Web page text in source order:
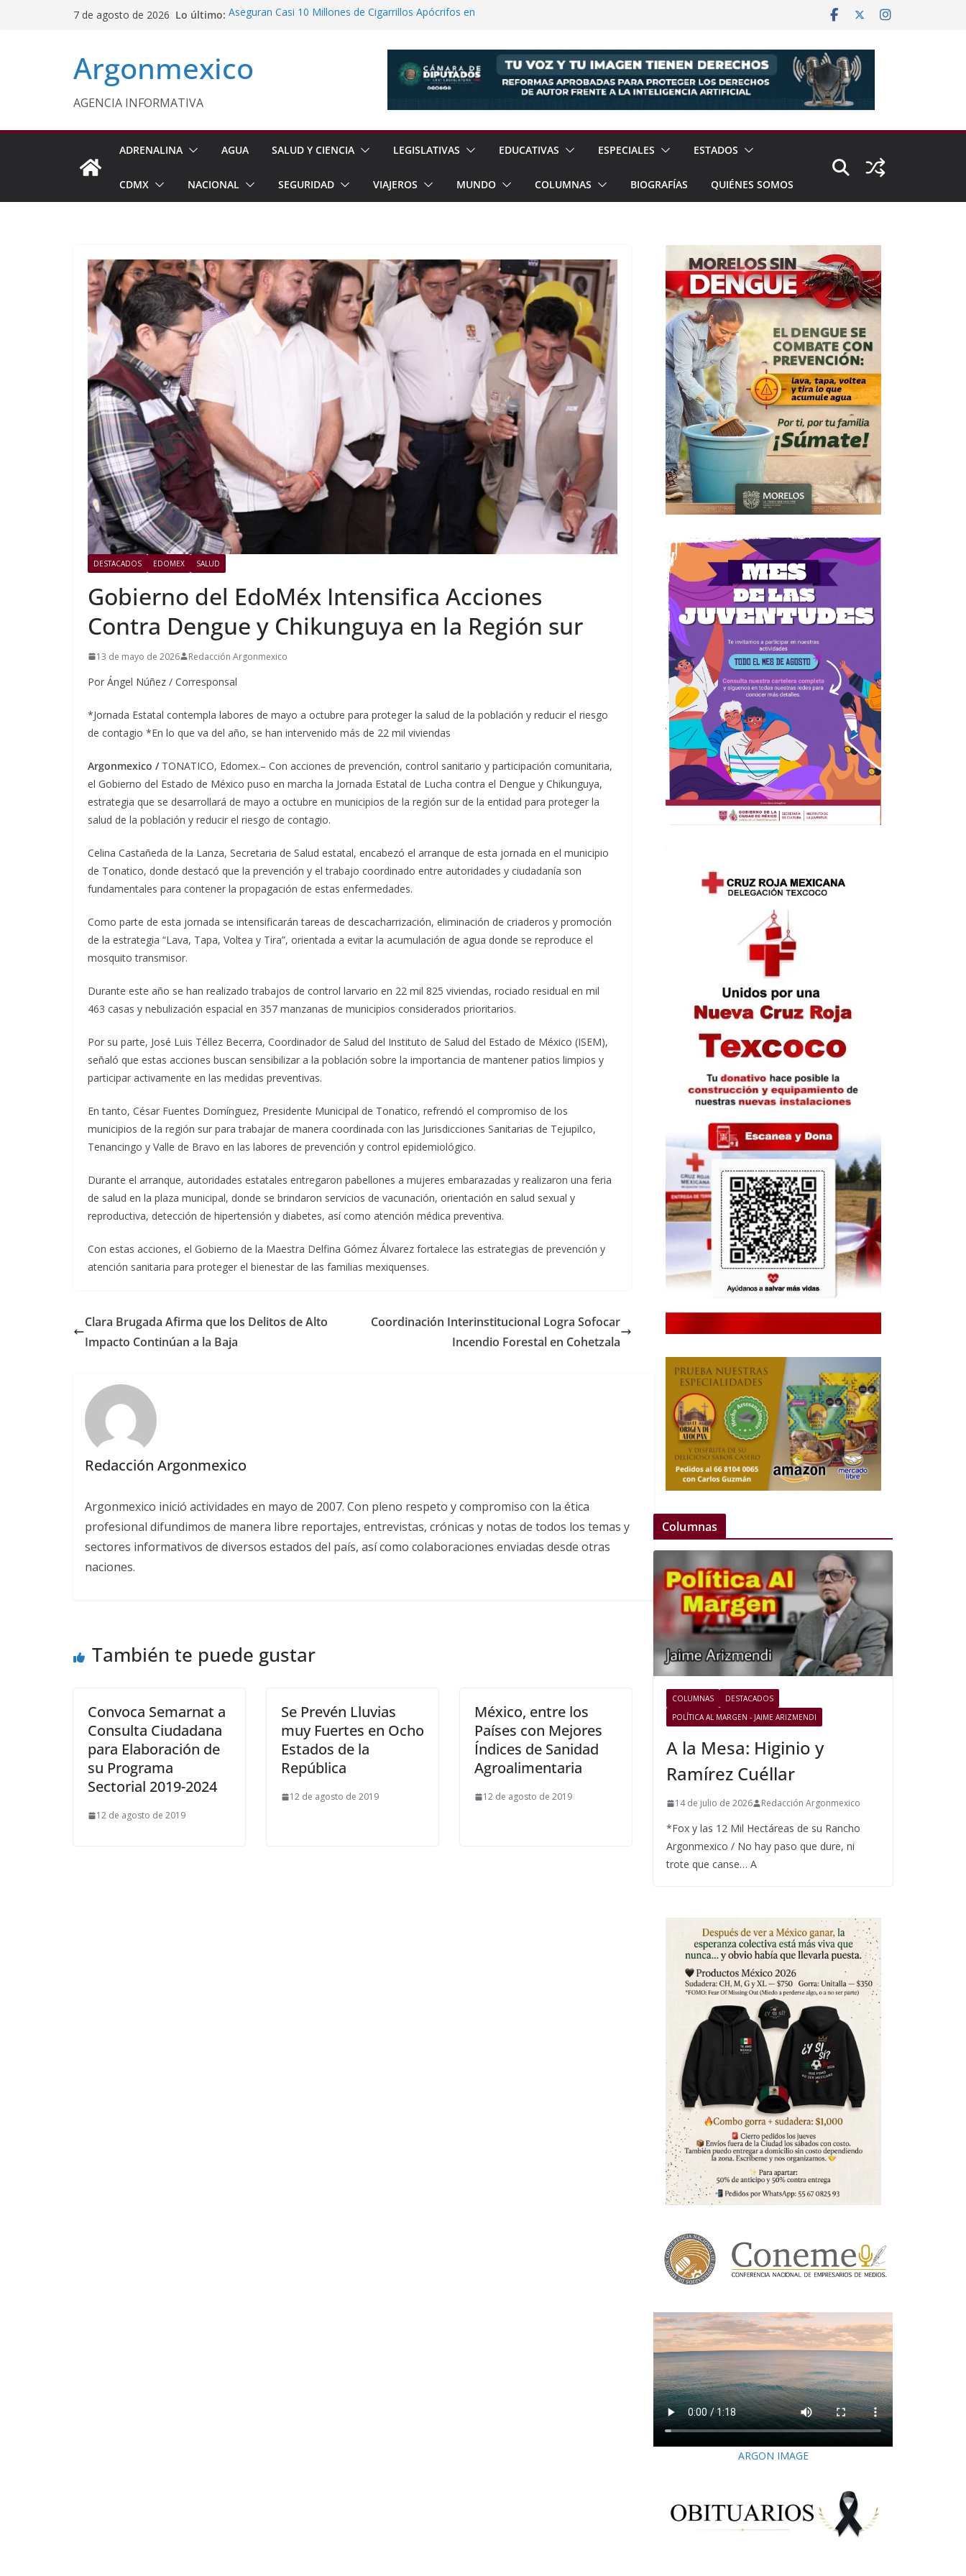
7 de agosto de 2026 Lo último: Aseguran Casi 10 Millones de Cigarrillos Apócrifos en
Cruzada Central por el Teatro Lleva Arte Escénico a 13
Homero Davis Llama a Jóvenes a Participar en la Vida Política
de México
Argonmexico
AGENCIA INFORMATIVA
ADRENALINA AGUA SALUD Y CIENCIA LEGISLATIVAS EDUCATIVAS ESPECIALES ESTADOS
CDMX NACIONAL SEGURIDAD VIAJEROS MUNDO COLUMNAS BIOGRAFÍAS QUIÉNES SOMOS
DESTACADOS EDOMEX SALUD
Gobierno del EdoMéx Intensifica Acciones
Contra Dengue y Chikunguya en la Región sur
13 de mayo de 2026 Redacción Argonmexico
Por Ángel Núñez / Corresponsal
*Jornada Estatal contempla labores de mayo a octubre para proteger la salud de la población y reducir el riesgo
de contagio *En lo que va del año, se han intervenido más de 22 mil viviendas
Argonmexico / TONATICO, Edomex.– Con acciones de prevención, control sanitario y participación comunitaria,
el Gobierno del Estado de México puso en marcha la Jornada Estatal de Lucha contra el Dengue y Chikunguya,
estrategia que se desarrollará de mayo a octubre en municipios de la región sur de la entidad para proteger la
salud de la población y reducir el riesgo de contagio.
Celina Castañeda de la Lanza, Secretaria de Salud estatal, encabezó el arranque de esta jornada en el municipio
de Tonatico, donde destacó que la prevención y el trabajo coordinado entre autoridades y ciudadanía son
fundamentales para contener la propagación de estas enfermedades.
Como parte de esta jornada se intensificarán tareas de descacharrización, eliminación de criaderos y promoción
de la estrategia “Lava, Tapa, Voltea y Tira”, orientada a evitar la acumulación de agua donde se reproduce el
mosquito transmisor.
Durante este año se han realizado trabajos de control larvario en 22 mil 825 viviendas, rociado residual en mil
463 casas y nebulización espacial en 357 manzanas de municipios considerados prioritarios.
Por su parte, José Luis Téllez Becerra, Coordinador de Salud del Instituto de Salud del Estado de México (ISEM),
señaló que estas acciones buscan sensibilizar a la población sobre la importancia de mantener patios limpios y
participar activamente en las medidas preventivas.
En tanto, César Fuentes Domínguez, Presidente Municipal de Tonatico, refrendó el compromiso de los
municipios de la región sur para trabajar de manera coordinada con las Jurisdicciones Sanitarias de Tejupilco,
Tenancingo y Valle de Bravo en las labores de prevención y control epidemiológico.
Durante el arranque, autoridades estatales entregaron pabellones a mujeres embarazadas y realizaron una feria
de salud en la plaza municipal, donde se brindaron servicios de vacunación, orientación en salud sexual y
reproductiva, detección de hipertensión y diabetes, así como atención médica preventiva.
Con estas acciones, el Gobierno de la Maestra Delfina Gómez Álvarez fortalece las estrategias de prevención y
atención sanitaria para proteger el bienestar de las familias mexiquenses.
Clara Brugada Afirma que los Delitos de Alto
Impacto Continúan a la Baja
Coordinación Interinstitucional Logra Sofocar
Incendio Forestal en Cohetzala
Redacción Argonmexico
Argonmexico inició actividades en mayo de 2007. Con pleno respeto y compromiso con la ética
profesional difundimos de manera libre reportajes, entrevistas, crónicas y notas de todos los temas y
sectores informativos de diversos estados del país, así como colaboraciones enviadas desde otras
naciones.
También te puede gustar
Convoca Semarnat a
Consulta Ciudadana
para Elaboración de
su Programa
Sectorial 2019-2024
12 de agosto de 2019
Se Prevén Lluvias
muy Fuertes en Ocho
Estados de la
República
12 de agosto de 2019
México, entre los
Países con Mejores
Índices de Sanidad
Agroalimentaria
12 de agosto de 2019
Columnas
COLUMNAS
DESTACADOS
POLÍTICA AL MARGEN - JAIME ARIZMENDI
A la Mesa: Higinio y
Ramírez Cuéllar
14 de julio de 2026 Redacción Argonmexico
*Fox y las 12 Mil Hectáreas de su Rancho
Argonmexico / No hay paso que dure, ni
trote que canse… A
ARGON IMAGE